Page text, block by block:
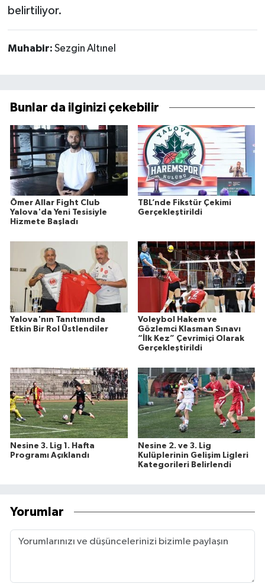
belirtiliyor.
Muhabir: Sezgin Altınel
Bunlar da ilginizi çekebilir
Ömer Allar Fight Club
Yalova'da Yeni Tesisiyle
Hizmete Başladı
TBL’nde Fikstür Çekimi
Gerçekleştirildi
Yalova'nın Tanıtımında
Etkin Bir Rol Üstlendiler
Voleybol Hakem ve
Gözlemci Klasman Sınavı
“İlk Kez” Çevrimiçi Olarak
Gerçekleştirildi
Nesine 3. Lig 1. Hafta
Programı Açıklandı
Nesine 2. ve 3. Lig
Kulüplerinin Gelişim Ligleri
Kategorileri Belirlendi
Yorumlar